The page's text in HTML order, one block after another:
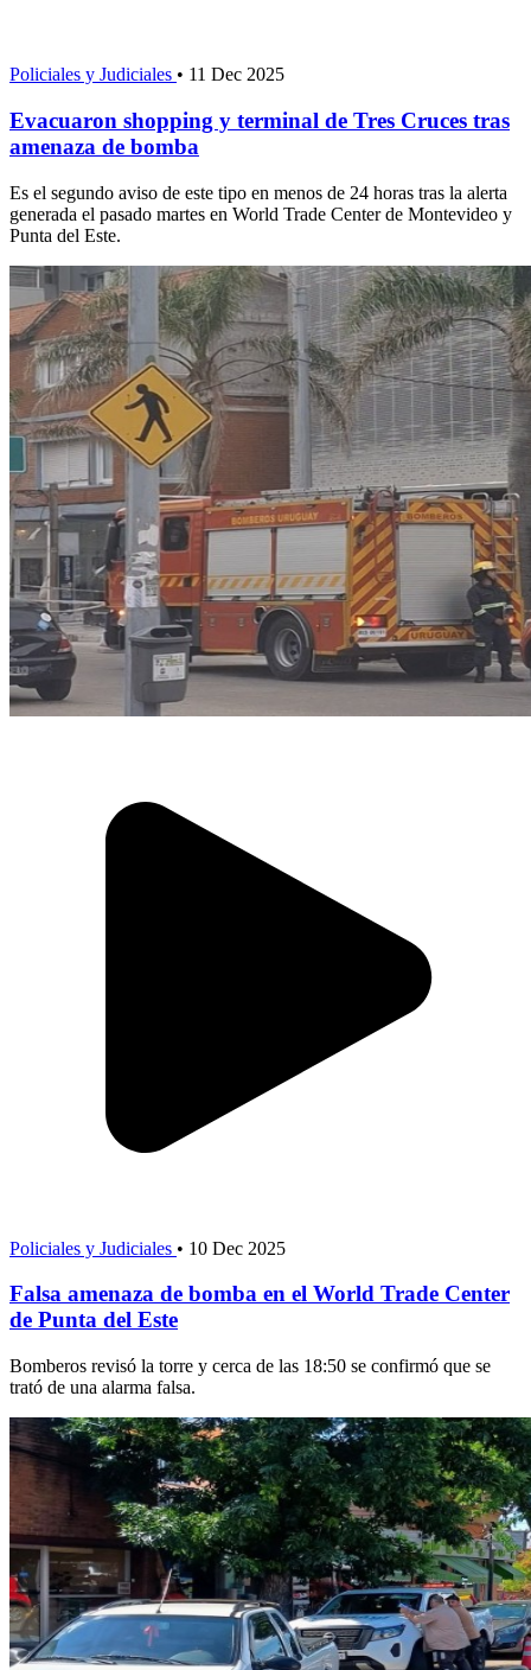
Policiales y Judiciales • 11 Dec 2025
Evacuaron shopping y terminal de Tres Cruces tras
amenaza de bomba
Es el segundo aviso de este tipo en menos de 24 horas tras la alerta
generada el pasado martes en World Trade Center de Montevideo y
Punta del Este.
Policiales y Judiciales • 10 Dec 2025
Falsa amenaza de bomba en el World Trade Center
de Punta del Este
Bomberos revisó la torre y cerca de las 18:50 se confirmó que se
trató de una alarma falsa.